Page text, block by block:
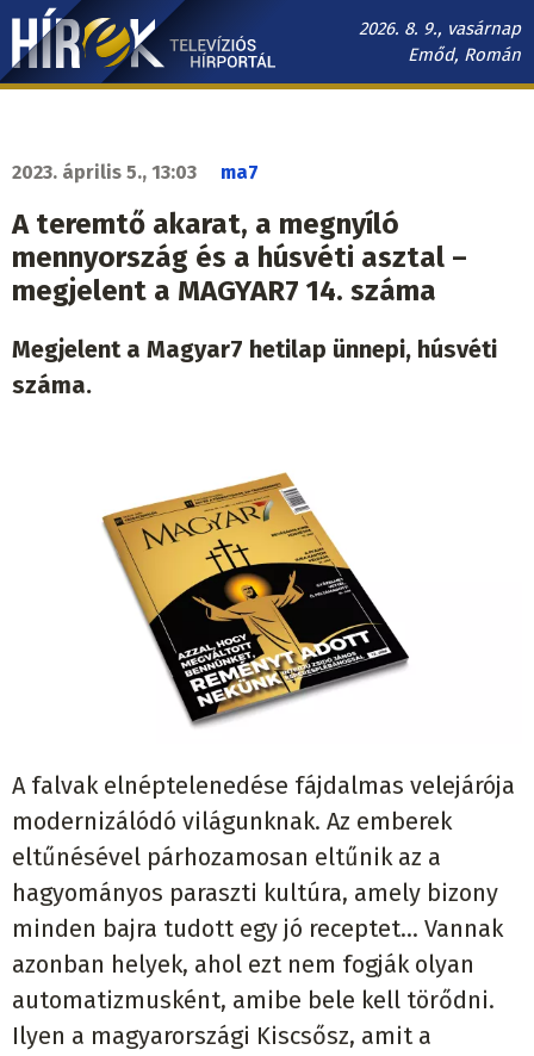
Ugrás
tartalomra
2026. 8. 9., vasárnap
Emőd, Román
Hírek.sk
navigáció
2023. április 5., 13:03 ma7
A teremtő akarat, a megnyíló
mennyország és a húsvéti asztal –
megjelent a MAGYAR7 14. száma
Megjelent a Magyar7 hetilap ünnepi, húsvéti
száma.
A falvak elnéptelenedése fájdalmas velejárója
modernizálódó világunknak. Az emberek
eltűnésével párhozamosan eltűnik az a
hagyományos paraszti kultúra, amely bizony
minden bajra tudott egy jó receptet… Vannak
azonban helyek, ahol ezt nem fogják olyan
automatizmusként, amibe bele kell törődni.
Ilyen a magyarországi Kiscsősz, amit a